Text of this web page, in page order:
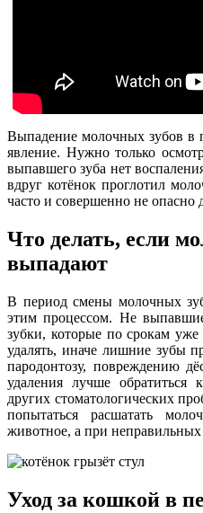
Выпадение молочных зубов в
явление. Нужно только
выпавшего зуба нет
вдруг котёнок проглотил
часто и совершенно не опасно
Что делать, если
выпадают
В период смены молочных
этим процессом. Не
зубки, которые по срокам
удалять, иначе лишние зубы
пародонтозу, повреждению
удаления лучше обратиться
других стоматологических
попытаться расшатать
животное, а при
Уход за кошкой в